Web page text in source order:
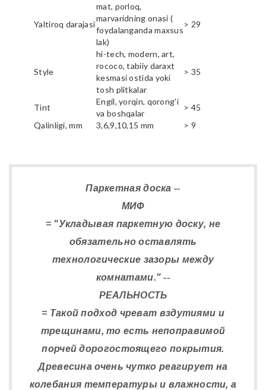
Yaltiroq darajasi
mat, porloq,
marvaridning onasi (
foydalanganda maxsus
lak)
> 29
Style
hi-tech, modern, art,
rococo, tabiiy daraxt
kesmasi ostida yoki
tosh plitkalar
> 35
Tint
Engil, yorqin, qorong'i
va boshqalar
> 45
Qalinligi, mm
3,6,9,10,15 mm > 9
Паркетная доска --
МИФ
= "Укладывая паркетную доску, не
обязательно оставлять
технологические зазоры между
комнатами." --
РЕАЛЬНОСТЬ
= Такой подход чреват вздутиями и
трещинами, то есть непоправимой
порчей дорогостоящего покрытия.
Древесина очень чутко реагирует на
колебания температуры и влажности, а